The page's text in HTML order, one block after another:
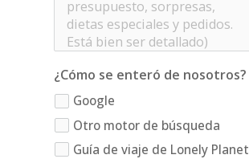
¿Cómo se enteró de nosotros?
Google
Otro motor de búsqueda
Guía de viaje de Lonely Planet